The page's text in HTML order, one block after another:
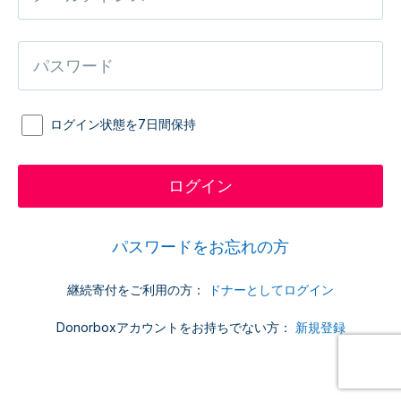
ログイン状態を7日間保持
パスワードをお忘れの方
継続寄付をご利用の方： ドナーとしてログイン
Donorboxアカウントをお持ちでない方： 新規登録